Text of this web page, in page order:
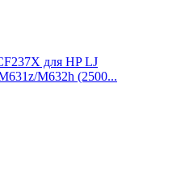
для HP LJ
M632h (2500...